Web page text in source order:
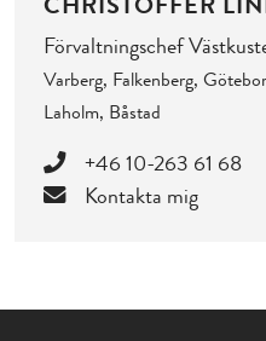
Förvaltningschef
Varberg, Falkenberg,
Laholm, Båstad
+46 10-263 61 68
Kontakta mig